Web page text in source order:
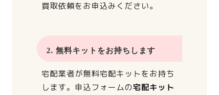
買取依頼をお申込みください。
2. 無料キットをお持ちします
宅配業者が無料宅配キットをお持ち
します。 申込フォームの宅配キット